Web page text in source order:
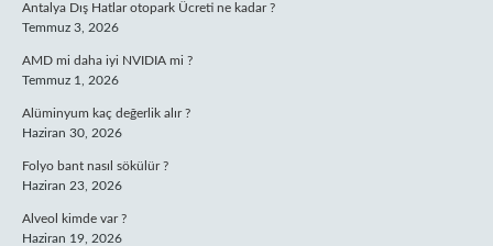
Antalya Dış Hatlar otopark Ücreti ne kadar ?
Temmuz 3, 2026
AMD mi daha iyi NVIDIA mi ?
Temmuz 1, 2026
Alüminyum kaç değerlik alır ?
Haziran 30, 2026
Folyo bant nasıl sökülür ?
Haziran 23, 2026
Alveol kimde var ?
Haziran 19, 2026